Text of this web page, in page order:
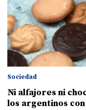
Sociedad
Ni alfajores ni
los argentinos